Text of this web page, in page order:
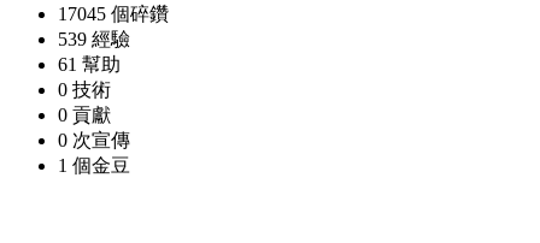
17045 個碎鑽
539 經驗
61 幫助
0 技術
0 貢獻
0 次宣傳
1 個金豆